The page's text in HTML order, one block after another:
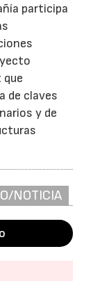
participa
de claves
y de
NOTICIA